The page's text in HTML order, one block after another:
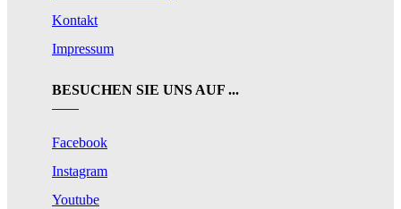
Kontakt
Impressum
BESUCHEN SIE UNS AUF ...
Facebook
Instagram
Youtube